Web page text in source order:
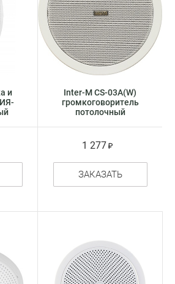
и
Inter-M CS-03A(W)
громкоговоритель
потолочный
1 277
ЗАКАЗАТЬ